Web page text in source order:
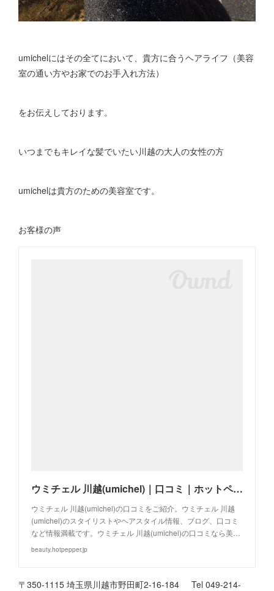
umichelにはその全てにおいて、貴方に合うヘアライフ（美容
室の通い方やお家でのお手入れ方法）
をお伝えしております。
いつまでもキレイな髪でいたい川越の大人の女性の方
umichelは貴方のための美容室です。
お客様の声
ウミチェル 川越(umichel)｜口コミ｜ホットペッパービューティー
ウミチェル 川越(umichel)の口コミをご紹介。ウミチェル 川越
(umichel)のスタイリストやヘアスタイル情報、ブログ、口コミ
など情報満載です。ウミチェル 川越(umichel)の口コミなら美…
beauty.hotpepper.jp
〒350-1115 埼玉県川越市野田町2-16-184 Tel 049-214-